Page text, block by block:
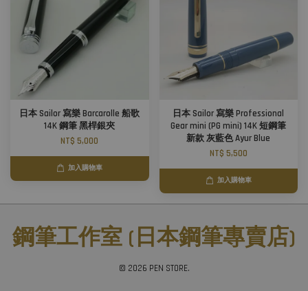
日本 Sailor 寫樂 Barcarolle 船歌
14K 鋼筆 黑桿銀夾
NT$ 5,000
加入購物車
日本 Sailor 寫樂 Professional
Gear mini (PG mini) 14K 短鋼筆
新款 灰藍色 Ayur Blue
NT$ 5,500
加入購物車
鋼筆工作室 (日本鋼筆專賣店)
© 2026 PEN STORE.